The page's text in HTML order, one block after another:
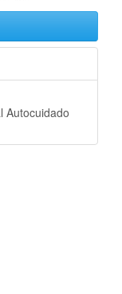
Autocuidado